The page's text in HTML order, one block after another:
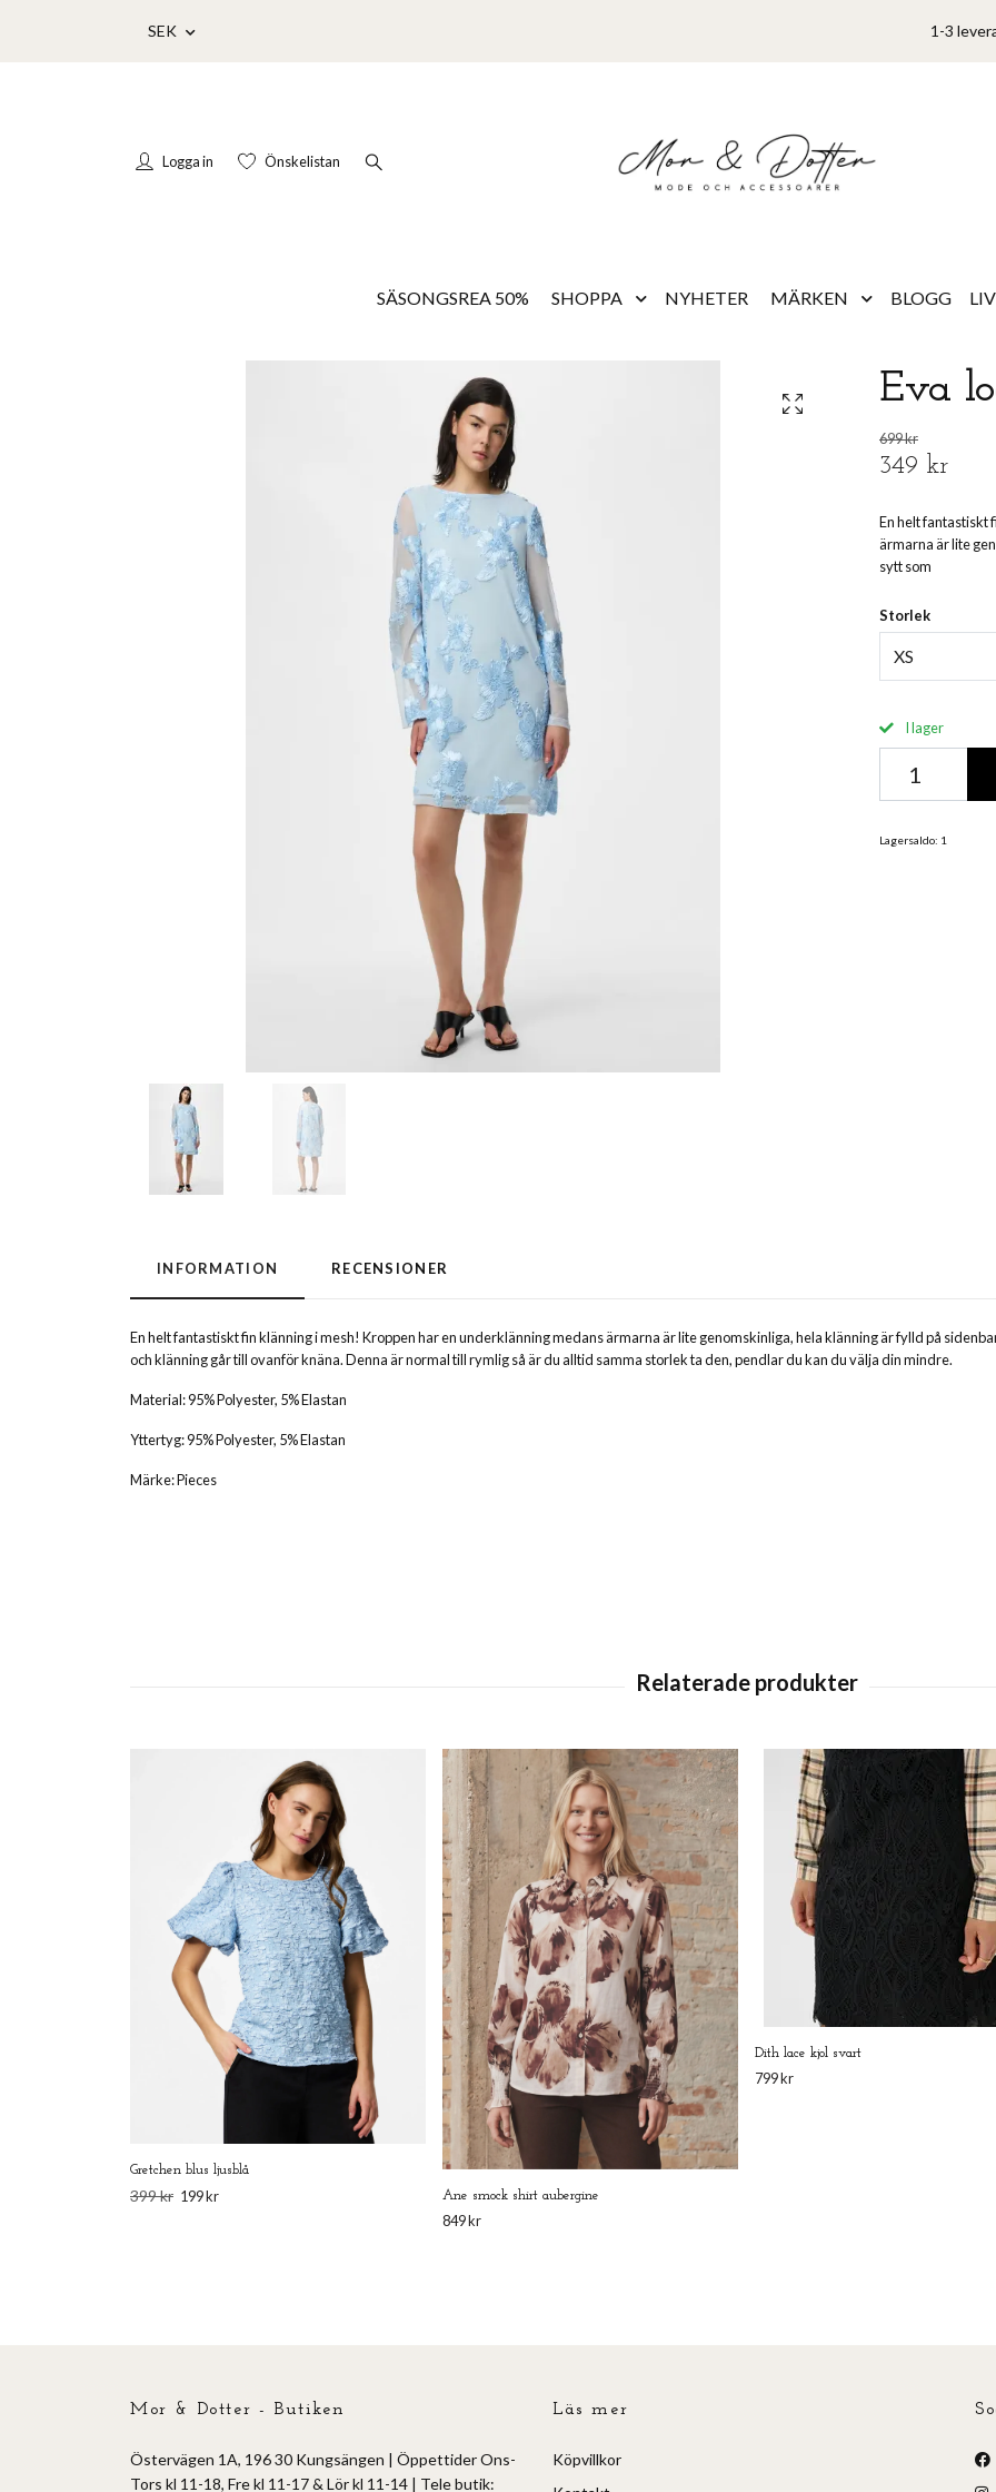
SEK 1-3
Logga in Önskelistan
SÄSONGSREA 50% SHOPPA NYHETER MÄRKEN BLOGG
Eva
699 kr
349 kr
En helt fantastiskt
ärmarna är lite
sytt som
Storlek
XS
I lager
Lagersaldo: 1
INFORMATION RECENSIONER
En helt fantastiskt fin klänning i mesh! Kroppen har en underklänning medans ärmarna är lite genomskinliga, hela klänning är fylld på
och klänning går till ovanför knäna. Denna är normal till rymlig så är du alltid samma storlek ta den, pendlar du kan du välja din mindre.
Material: 95% Polyester, 5% Elastan
Yttertyg: 95% Polyester, 5% Elastan
Märke: Pieces
Gretchen blus ljusblå
399 kr 199 kr Ane smock shirt aubergine
849 kr
Dith lace kjol svart
799 kr
Mor & Dotter - Butiken
Östervägen 1A, 196 30 Kungsängen | Öppettider Ons-
Tors kl 11-18, Fre kl 11-17 & Lör kl 11-14 | Tele butik:
Läs mer
Köpvillkor